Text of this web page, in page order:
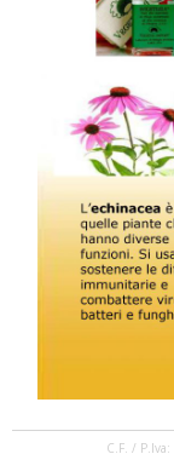
C.F. /